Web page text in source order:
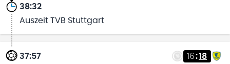
38:32
Auszeit TVB Stuttgart
37:57 16:18